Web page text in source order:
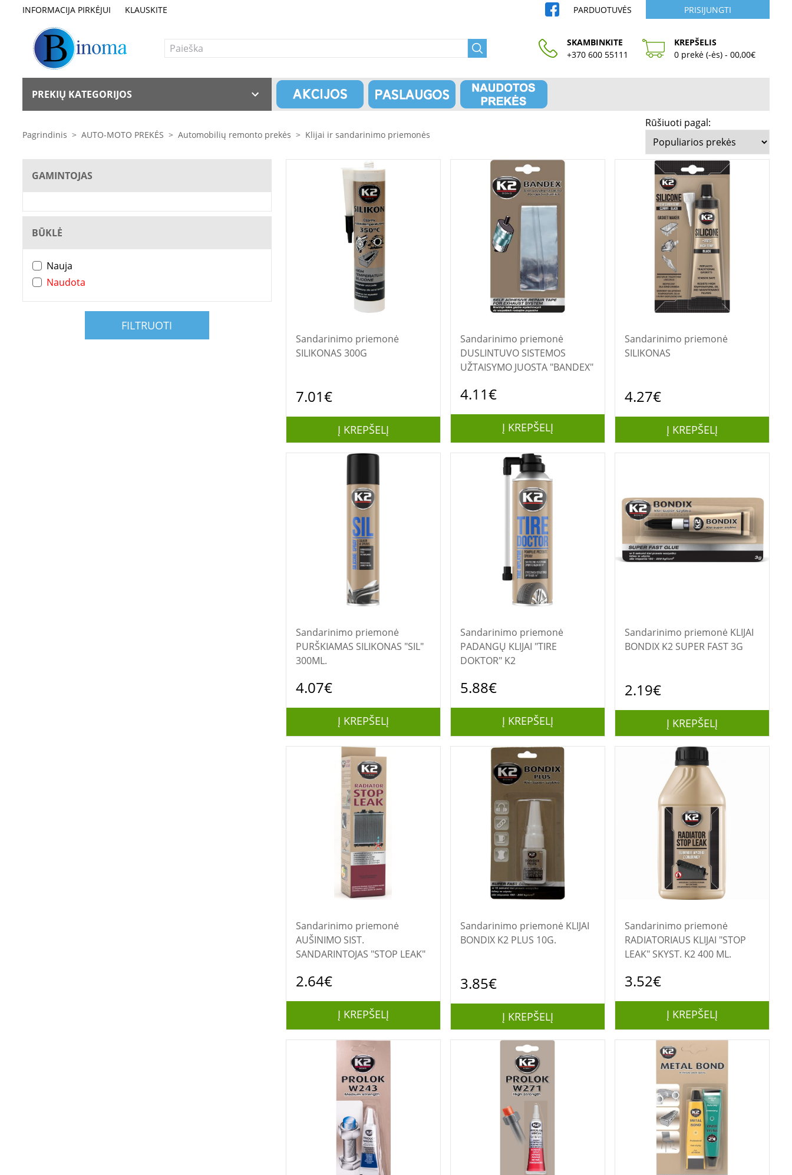
INFORMACIJA PIRKĖJUI KLAUSKITE PARDUOTUVĖS PRISIJUNGTI
SKAMBINKITE
+370 600 55111
KREPŠELIS
0 prekė (-ės) - 00,00€
PREKIŲ KATEGORIJOS
Pagrindinis > AUTO-MOTO PREKĖS > Automobilių remonto prekės > Klijai ir sandarinimo priemonės
Rūšiuoti pagal:
GAMINTOJAS
BŪKLĖ
Nauja
Naudota
FILTRUOTI
Sandarinimo priemonė
SILIKONAS 300G
7.01€
Į KREPŠELĮ
Sandarinimo priemonė
DUSLINTUVO SISTEMOS
UŽTAISYMO JUOSTA "BANDEX"
4.11€
Į KREPŠELĮ
Sandarinimo priemonė
SILIKONAS
4.27€
Į KREPŠELĮ
Sandarinimo priemonė
PURŠKIAMAS SILIKONAS "SIL"
300ML.
4.07€
Į KREPŠELĮ
Sandarinimo priemonė
PADANGŲ KLIJAI "TIRE
DOKTOR" K2
5.88€
Į KREPŠELĮ
Sandarinimo priemonė KLIJAI
BONDIX K2 SUPER FAST 3G
2.19€
Į KREPŠELĮ
Sandarinimo priemonė
AUŠINIMO SIST.
SANDARINTOJAS "STOP LEAK"
2.64€
Į KREPŠELĮ
Sandarinimo priemonė KLIJAI
BONDIX K2 PLUS 10G.
3.85€
Į KREPŠELĮ
Sandarinimo priemonė
RADIATORIAUS KLIJAI "STOP
LEAK" SKYST. K2 400 ML.
3.52€
Į KREPŠELĮ